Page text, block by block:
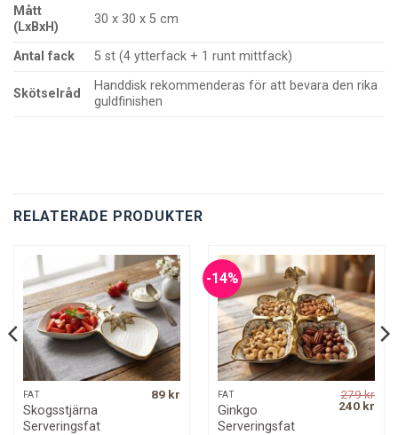
Mått
(LxBxH)
30 x 30 x 5 cm
Antal fack 5 st (4 ytterfack + 1 runt mittfack)
Skötselråd
Handdisk rekommenderas för att bevara den rika
guldfinishen
RELATERADE PRODUKTER
FAT
Skogsstjärna
Serveringsfat
89 kr
-14%
FAT
Ginkgo
Serveringsfat
279kr
Original
240 kr